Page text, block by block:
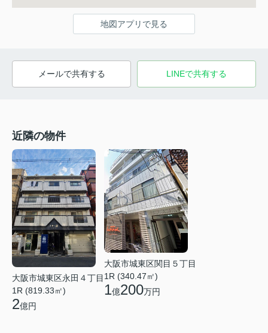
地図アプリで見る
メールで共有する LINEで共有する
近隣の物件
大阪市城東区永田４丁目
1R (819.33㎡)
2億円
大阪市城東区関目５丁目
1R (340.47㎡)
1億200万円